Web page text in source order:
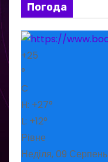
Погода
+25
°
C
H: +27°
L: +12°
Рівне
Неділя, 09 Серпень